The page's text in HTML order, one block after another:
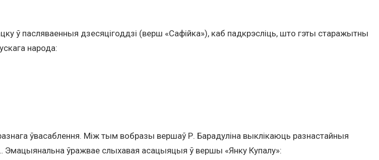
ў пасляваенныя дзесяцігоддзі (верш «Сафійка»), каб падкрэсліць, што гэты старажытны
народа:
ўвасаблення. Між тым вобразы вершаў Р. Барадуліна выклікаюць разнастайныя
ўражвае слыхавая асацыяцыя ў вершы «Янку Купалу»: